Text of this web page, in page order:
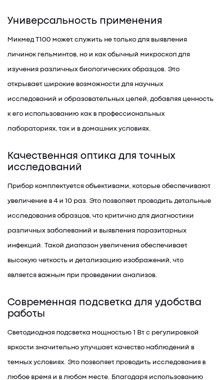
Универсальность применения
Микмед T100 может служить не только для выявления
личинок гельминтов, но и как обычный микроскоп для
изучения различных биологических образцов. Это
открывает широкие возможности для научных
исследований и образовательных целей, добавляя ценность
к его использованию как в профессиональных
лабораториях, так и в домашних условиях.
Качественная оптика для точных
исследований
Прибор комплектуется объективами, которые обеспечивают
увеличение в 4 и 10 раз. Это позволяет проводить детальные
исследования образцов, что критично для диагностики
различных заболеваний и выявления паразитарных
инфекций. Такой диапазон увеличения обеспечивает
высокую четкость и детализацию изображений, что
является важным при проведении анализов.
Современная подсветка для удобства
работы
Светодиодная подсветка мощностью 1 Вт с регулировкой
яркости значительно улучшает качество наблюдений в
темных условиях. Это позволяет проводить исследования в
любое время и в любом месте. Благодаря использованию